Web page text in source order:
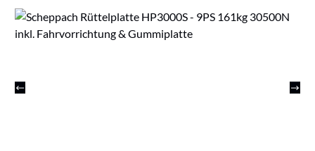
Bildergalerie überspringen